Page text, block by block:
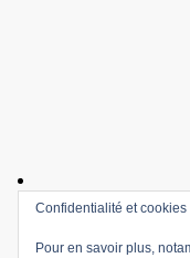
Confidentialité et
Pour en savoir plus,